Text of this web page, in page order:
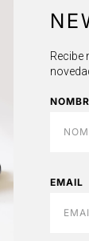
Recibe
EMAIL